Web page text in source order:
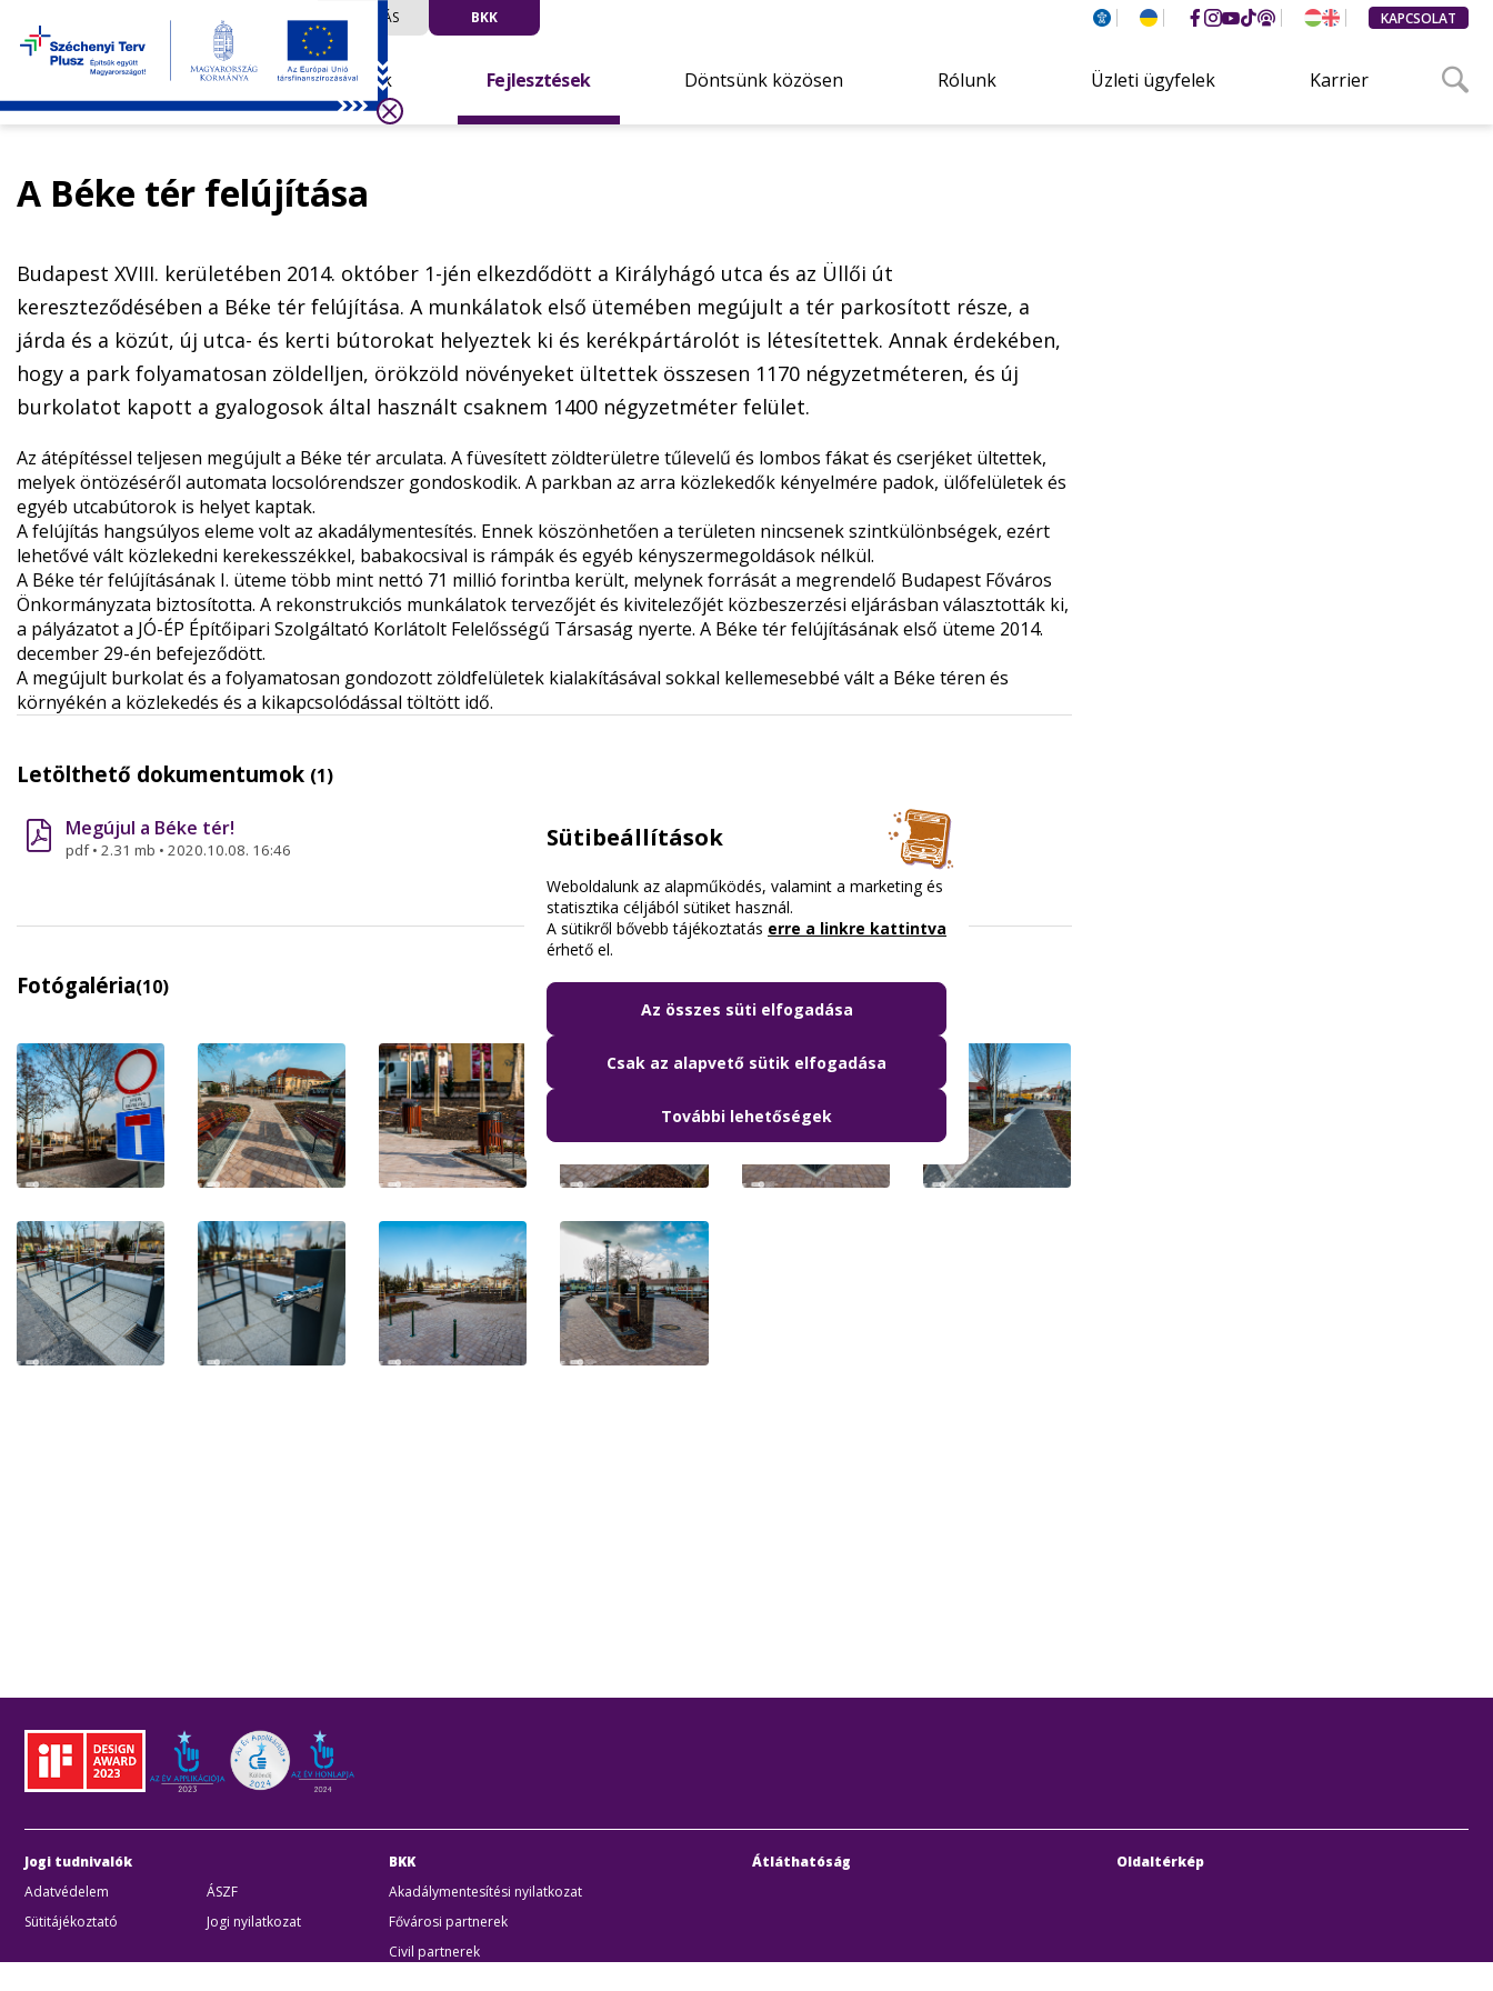
UTAZÁS BKK KAPCSOLAT
Hírek Fejlesztések Döntsünk közösen Rólunk Üzleti ügyfelek Karrier
A Béke tér felújítása
Budapest XVIII. kerületében 2014. október 1-jén elkezdődött a Királyhágó utca és az Üllői út
kereszteződésében a Béke tér felújítása. A munkálatok első ütemében megújult a tér parkosított része, a
járda és a közút, új utca- és kerti bútorokat helyeztek ki és kerékpártárolót is létesítettek. Annak érdekében,
hogy a park folyamatosan zöldelljen, örökzöld növényeket ültettek összesen 1170 négyzetméteren, és új
burkolatot kapott a gyalogosok által használt csaknem 1400 négyzetméter felület.
Az átépítéssel teljesen megújult a Béke tér arculata. A füvesített zöldterületre tűlevelű és lombos fákat és cserjéket ültettek,
melyek öntözéséről automata locsolórendszer gondoskodik. A parkban az arra közlekedők kényelmére padok, ülőfelületek és
egyéb utcabútorok is helyet kaptak.
A felújítás hangsúlyos eleme volt az akadálymentesítés. Ennek köszönhetően a területen nincsenek szintkülönbségek, ezért
lehetővé vált közlekedni kerekesszékkel, babakocsival is rámpák és egyéb kényszermegoldások nélkül.
A Béke tér felújításának I. üteme több mint nettó 71 millió forintba került, melynek forrását a megrendelő Budapest Főváros
Önkormányzata biztosította. A rekonstrukciós munkálatok tervezőjét és kivitelezőjét közbeszerzési eljárásban választották ki,
a pályázatot a JÓ-ÉP Építőipari Szolgáltató Korlátolt Felelősségű Társaság nyerte. A Béke tér felújításának első üteme 2014.
december 29-én befejeződött.
A megújult burkolat és a folyamatosan gondozott zöldfelületek kialakításával sokkal kellemesebbé vált a Béke téren és
környékén a közlekedés és a kikapcsolódással töltött idő.
Letölthető dokumentumok (1)
Megújul a Béke tér!
pdf• 2.31 mb • 2020.10.08. 16:46
Fotógaléria(10)
Jogi tudnivalók
Adatvédelem
ÁSZF
Sütitájékoztató
Jogi nyilatkozat
BKK
Akadálymentesítési nyilatkozat
Fővárosi partnerek
Civil partnerek
Átláthatóság Oldaltérkép
Sütibeállítások
Weboldalunk az alapműködés, valamint a marketing és
statisztika céljából sütiket használ.
A sütikről bővebb tájékoztatás erre a linkre kattintva
érhető el.
Az összes süti elfogadása
Csak az alapvető sütik elfogadása
További lehetőségek